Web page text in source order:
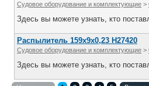
Судовое оборудование и комплектующие >
Здесь вы можете узнать, кто
Распылитель 159х9х0,23 Н27420
Судовое оборудование и комплектующие >
Здесь вы можете узнать, кто